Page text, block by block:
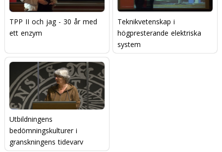
TPP II och jag - 30 år med
ett enzym
Teknikvetenskap i
högpresterande elektriska
system
Utbildningens
bedömningskulturer i
granskningens tidevarv